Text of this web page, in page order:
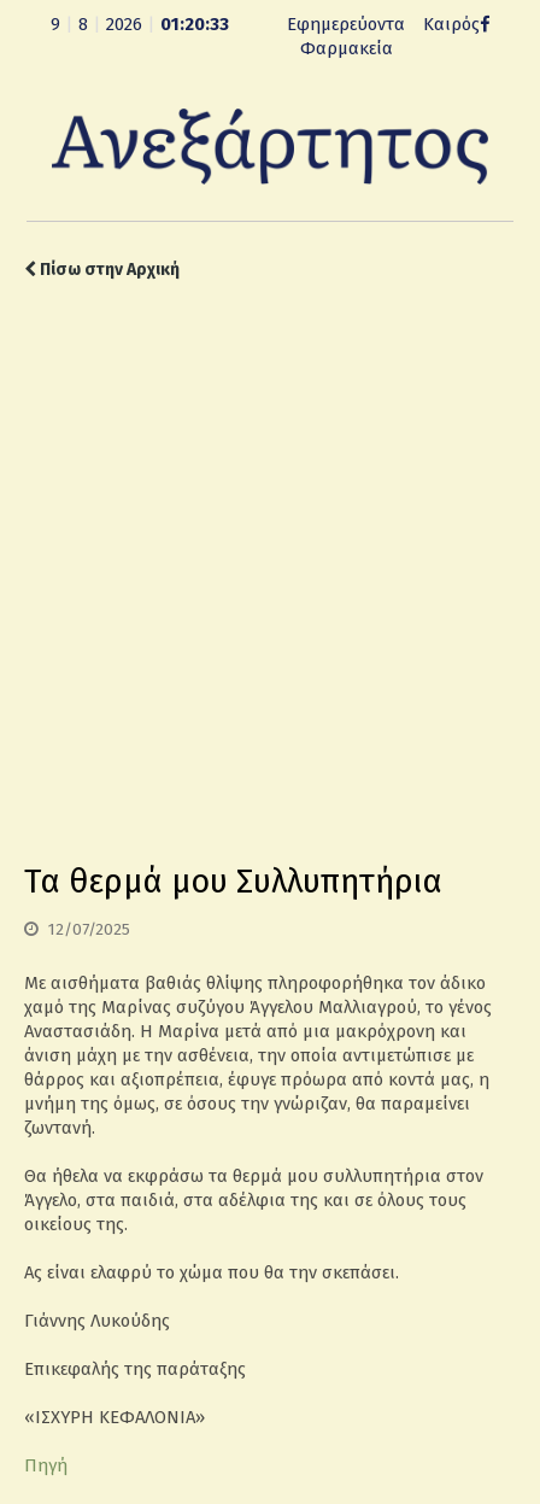
9 8 2026 01:20:34
Εφημερεύοντα
Φαρμακεία
Καιρός
Πίσω στην Αρχική
Τα θερμά μου Συλλυπητήρια
12/07/2025
Με αισθήματα βαθιάς θλίψης πληροφορήθηκα τον άδικο
χαμό της Μαρίνας συζύγου Άγγελου Μαλλιαγρού, το γένος
Αναστασιάδη. Η Μαρίνα μετά από μια μακρόχρονη και
άνιση μάχη με την ασθένεια, την οποία αντιμετώπισε με
θάρρος και αξιοπρέπεια, έφυγε πρόωρα από κοντά μας, η
μνήμη της όμως, σε όσους την γνώριζαν, θα παραμείνει
ζωντανή.
Θα ήθελα να εκφράσω τα θερμά μου συλλυπητήρια στον
Άγγελο, στα παιδιά, στα αδέλφια της και σε όλους τους
οικείους της.
Ας είναι ελαφρύ το χώμα που θα την σκεπάσει.
Γιάννης Λυκούδης
Επικεφαλής της παράταξης
«ΙΣΧΥΡΗ ΚΕΦΑΛΟΝΙΑ»
Πηγή